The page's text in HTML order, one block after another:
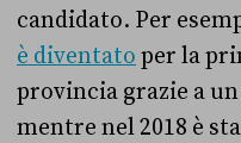
candidato. Per
è diventato per la
provincia grazie a un
mentre nel 2018 è